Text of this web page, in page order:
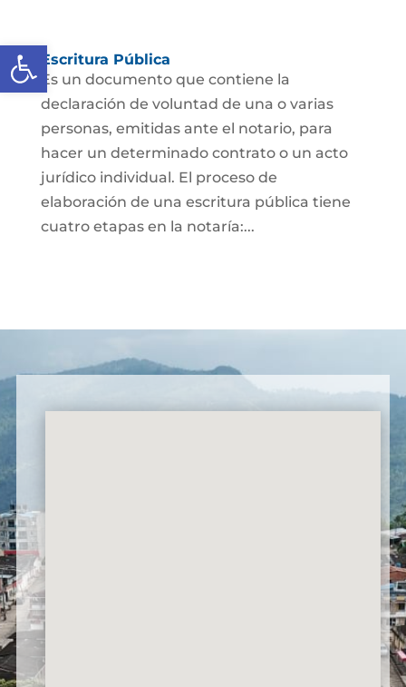
Abrir barra de herramientas
Escritura Pública
Es un documento que contiene la
declaración de voluntad de una o varias
personas, emitidas ante el notario, para
hacer un determinado contrato o un acto
jurídico individual. El proceso de
elaboración de una escritura pública tiene
cuatro etapas en la notaría:...